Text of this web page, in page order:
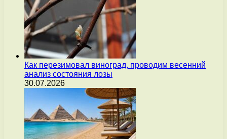
Как перезимовал виноград, проводим весенний
анализ состояния лозы
30.07.2026